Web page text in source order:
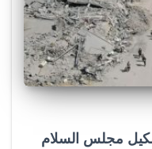
مجلس السلام